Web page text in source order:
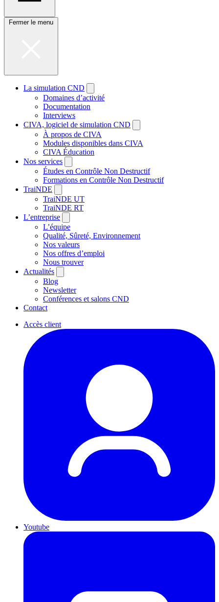
Fermer le menu
La simulation CND
Domaines d’activité
Documentation
Interviews
CIVA, logiciel de simulation CND
À propos de CIVA
Modules disponibles dans CIVA
CIVA Éducation
Nos services
Études en Contrôle Non Destructif
Formations en Contrôle Non Destructif
TraiNDE
TraiNDE UT
TraiNDE RT
L’entreprise
L’équipe
Qualité, Sûreté, Environnement
Nos valeurs
Nos offres d’emploi
Nous trouver
Actualités
Blog
Newsletter
Conférences et salons CND
Contact
Accès client
Youtube